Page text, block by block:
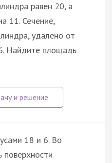
равен 20, а
11. Сечение,
удалено от
Найдите площадь
18 и 6. Во
поверхности